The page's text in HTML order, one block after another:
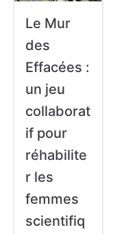
Le Mur
des
Effacées :
un jeu
collaborat
if pour
réhabilite
r les
femmes
scientifiq